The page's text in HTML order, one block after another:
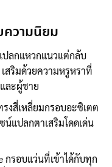
ความนิยม
ปลกแหวกแนวแต่กลับ
สริมด้วยความหรูหราที่
ละผู้ชาย
งสี่เหลี่ยมกรอบอะซิเตต
น์แปลกตาเสริมโดดเด่น
กรอบแว่นที่เข้าได้กับทุก